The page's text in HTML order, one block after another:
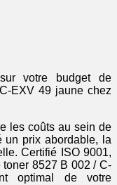
sur votre budget de
EXV 49 jaune chez
les coûts au sein de
un prix abordable, la
Certifié ISO 9001,
toner 8527 B 002 / C-
optimal de votre